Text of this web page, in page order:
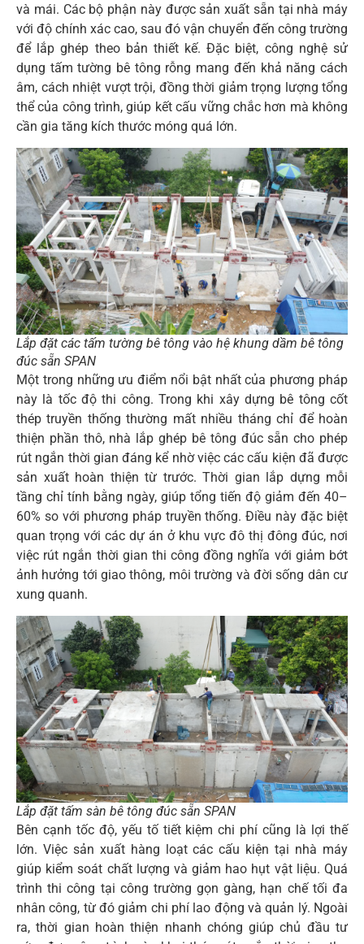
và mái. Các bộ phận này được sản xuất sẵn tại nhà máy
với độ chính xác cao, sau đó vận chuyển đến công trường
để lắp ghép theo bản thiết kế. Đặc biệt, công nghệ sử
dụng tấm tường bê tông rỗng mang đến khả năng cách
âm, cách nhiệt vượt trội, đồng thời giảm trọng lượng tổng
thể của công trình, giúp kết cấu vững chắc hơn mà không
cần gia tăng kích thước móng quá lớn.
Lắp đặt các tấm tường bê tông vào hệ khung dầm bê tông
đúc sẵn SPAN
Một trong những ưu điểm nổi bật nhất của phương pháp
này là tốc độ thi công. Trong khi xây dựng bê tông cốt
thép truyền thống thường mất nhiều tháng chỉ để hoàn
thiện phần thô, nhà lắp ghép bê tông đúc sẵn cho phép
rút ngắn thời gian đáng kể nhờ việc các cấu kiện đã được
sản xuất hoàn thiện từ trước. Thời gian lắp dựng mỗi
tầng chỉ tính bằng ngày, giúp tổng tiến độ giảm đến 40–
60% so với phương pháp truyền thống. Điều này đặc biệt
quan trọng với các dự án ở khu vực đô thị đông đúc, nơi
việc rút ngắn thời gian thi công đồng nghĩa với giảm bớt
ảnh hưởng tới giao thông, môi trường và đời sống dân cư
xung quanh.
Lắp đặt tấm sàn bê tông đúc sẵn SPAN
Bên cạnh tốc độ, yếu tố tiết kiệm chi phí cũng là lợi thế
lớn. Việc sản xuất hàng loạt các cấu kiện tại nhà máy
giúp kiểm soát chất lượng và giảm hao hụt vật liệu. Quá
trình thi công tại công trường gọn gàng, hạn chế tối đa
nhân công, từ đó giảm chi phí lao động và quản lý. Ngoài
ra, thời gian hoàn thiện nhanh chóng giúp chủ đầu tư